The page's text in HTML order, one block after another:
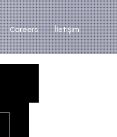
Careers İletişim